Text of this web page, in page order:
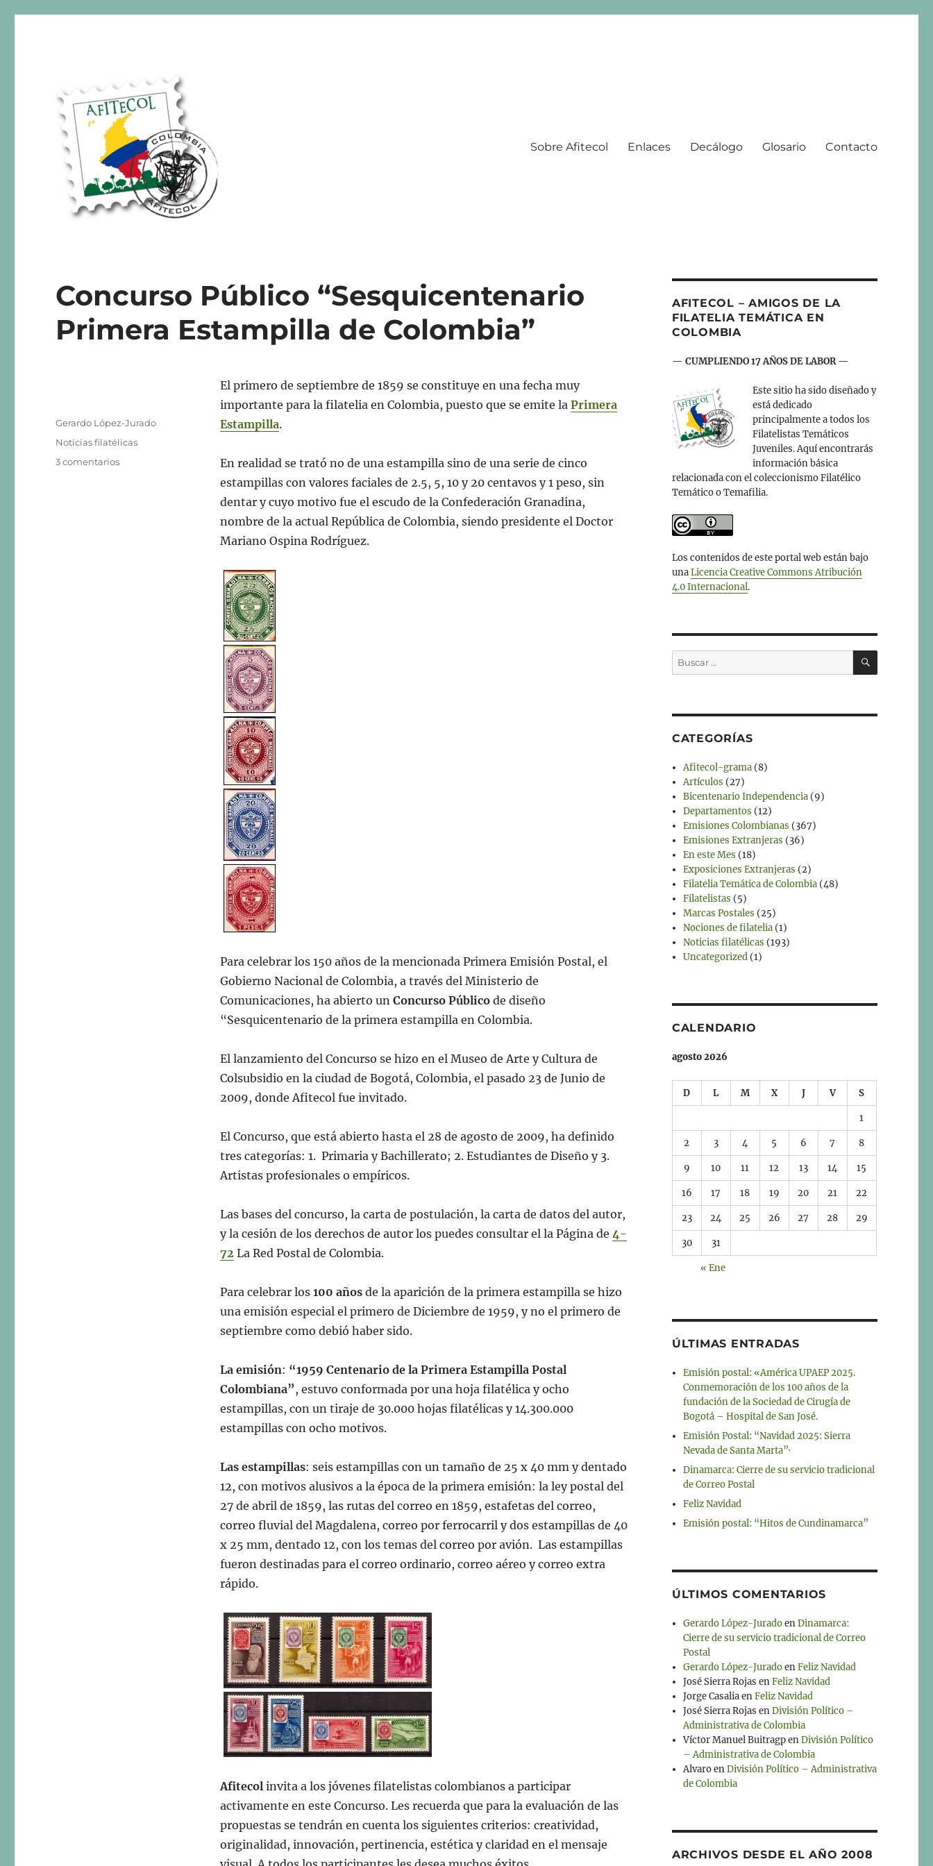
Sobre Afitecol Enlaces Decálogo Glosario Contacto
Concurso Público “Sesquicentenario
Primera Estampilla de Colombia”
El primero de septiembre de 1859 se constituye en una fecha muy
importante para la filatelia en Colombia, puesto que se emite la Primera
Estampilla.
En realidad se trató no de una estampilla sino de una serie de cinco
estampillas con valores faciales de 2.5, 5, 10 y 20 centavos y 1 peso, sin
dentar y cuyo motivo fue el escudo de la Confederación Granadina,
nombre de la actual República de Colombia, siendo presidente el Doctor
Mariano Ospina Rodríguez.
Para celebrar los 150 años de la mencionada Primera Emisión Postal, el
Gobierno Nacional de Colombia, a través del Ministerio de
Comunicaciones, ha abierto un Concurso Públicode diseño
“Sesquicentenario de la primera estampilla en Colombia.
El lanzamiento del Concurso se hizo en el Museo de Arte y Cultura de
Colsubsidio en la ciudad de Bogotá, Colombia, el pasado 23 de Junio de
2009, donde Afitecol fue invitado.
El Concurso, que está abierto hasta el 28 de agosto de 2009, ha definido
tres categorías: 1. Primaria y Bachillerato; 2. Estudiantes de Diseño y 3.
Artistas profesionales o empíricos.
Las bases del concurso, la carta de postulación, la carta de datos del autor,
y la cesión de los derechos de autor los puedes consultar el la Página de 4-
72La Red Postal de Colombia.
Para celebrar los 100 añosde la aparición de la primera estampilla se hizo
una emisión especial el primero de Diciembre de 1959, y no el primero de
septiembre como debió haber sido.
La emisión: “1959 Centenario de la Primera Estampilla Postal
Colombiana” , estuvo conformada por una hoja filatélica y ocho
estampillas, con un tiraje de 30.000 hojas filatélicas y 14.300.000
estampillas con ocho motivos.
Las estampillas: seis estampillas con un tamaño de 25 x 40 mm y dentado
12, con motivos alusivos a la época de la primera emisión: la ley postal del
27 de abril de 1859, las rutas del correo en 1859, estafetas del correo,
correo fluvial del Magdalena, correo por ferrocarril y dos estampillas de 40
x 25 mm, dentado 12, con los temas del correo por avión. Las estampillas
fueron destinadas para el correo ordinario, correo aéreo y correo extra
rápido.
Afitecolinvita a los jóvenes filatelistas colombianos a participar
activamente en este Concurso. Les recuerda que para la evaluación de las
propuestas se tendrán en cuenta los siguientes criterios: creatividad,
originalidad, innovación, pertinencia, estética y claridad en el mensaje
Autor
Gerardo López-Jurado
Publicado
Categorías
Noticias filatélicas
3 comentariosen
AFITECOL – AMIGOS DE LA
FILATELIA TEMÁTICA EN
COLOMBIA
— CUMPLIENDO 17 AÑOS DE LABOR —
Este sitio ha sido diseñado y
está dedicado
principalmente a todos los
Filatelistas Temáticos
Juveniles. Aquí encontrarás
información básica
relacionada con el coleccionismo Filatélico
Temático o Temafilia.
Los contenidos de este portal web están bajo
unaLicencia Creative Commons Atribución
4.0 Internacional.
Buscar
por:
BUSCAR
CATEGORÍAS
Afitecol-grama (8)
Artículos (27)
Bicentenario Independencia (9)
Departamentos (12)
Emisiones Colombianas (367)
Emisiones Extranjeras (36)
En este Mes (18)
Exposiciones Extranjeras (2)
Filatelia Temática de Colombia (48)
Filatelistas (5)
Marcas Postales (25)
Nociones de filatelia (1)
Noticias filatélicas (193)
Uncategorized (1)
CALENDARIO
agosto 2026
D L M X J V S
1
2 3 4 5 6 7 8
9 10 11 12 13 14 15
16 17 18 19 20 21 22
23 24 25 26 27 28 29
30 31
« Ene
ÚLTIMAS ENTRADAS
Emisión postal: «América UPAEP 2025.
Conmemoración de los 100 años de la
fundación de la Sociedad de Cirugía de
Bogotá – Hospital de San José.
Emisión Postal: “Navidad 2025: Sierra
Nevada de Santa Marta”·
Dinamarca: Cierre de su servicio tradicional
de Correo Postal
Feliz Navidad
Emisión postal: “Hitos de Cundinamarca”
ÚLTIMOS COMENTARIOS
Gerardo López-JuradoenDinamarca:
Cierre de su servicio tradicional de Correo
Postal
Gerardo López-JuradoenFeliz Navidad
José Sierra Rojas enFeliz Navidad
Jorge CasaliaenFeliz Navidad
José Sierra Rojas enDivisión Político –
Administrativa de Colombia
Víctor Manuel BuitragpenDivisión Político
– Administrativa de Colombia
AlvaroenDivisión Político – Administrativa
de Colombia
ARCHIVOS DESDE EL AÑO 2008